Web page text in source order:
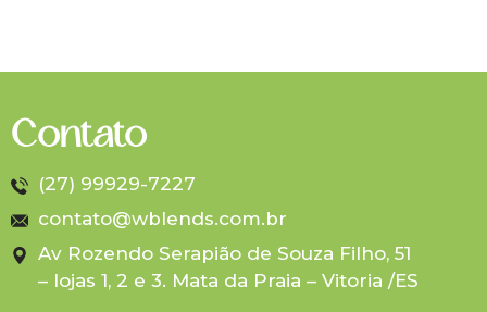
Contato
(27) 99929-7227
contato@wblends.com.br
Av Rozendo Serapião de Souza Filho, 51
– lojas 1, 2 e 3. Mata da Praia – Vitoria /ES